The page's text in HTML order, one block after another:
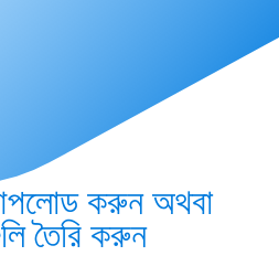
করুনঅথবা
তৈরি করুন